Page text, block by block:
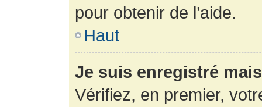
pour obtenir de l’aide.
Haut
Je suis enregistré
Vérifiez, en premier,